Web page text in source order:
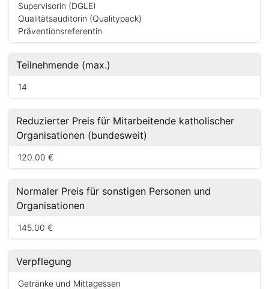
Supervisorin (DGLE)
Qualitätsauditorin (Qualitypack)
Präventionsreferentin
Teilnehmende (max.)
14
Reduzierter Preis für Mitarbeitende katholischer
Organisationen (bundesweit)
120.00 €
Normaler Preis für sonstigen Personen und
Organisationen
145.00 €
Verpflegung
Getränke und Mittagessen